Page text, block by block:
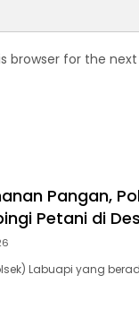
browser for the
Pangan,
Petani di
Labuapi yang